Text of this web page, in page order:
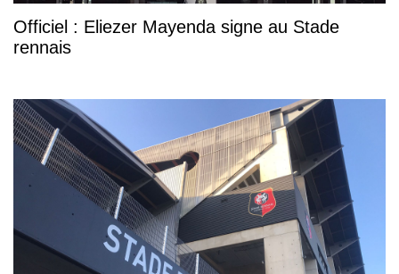
Officiel : Eliezer Mayenda signe au Stade
rennais